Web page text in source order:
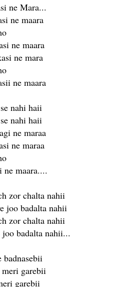
ne Mara...
ne maara
ne maara
ne mara
ne maara
nahi haii
nahi haii
ne maraa
ne maraa
ne maara....
zor chalta nahii
joo badalta nahii
zor chalta nahii
badalta nahii...
garebii
garebii